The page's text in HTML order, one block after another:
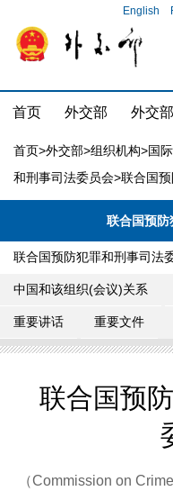
English
首页 外交部 外交
首页>外交部>组织机构>国
和刑事司法委员会>联合国
联合国预防
联合国预防犯罪和刑事司法
中国和该组织(会议)关系
重要讲话 重要文件
联合国预
（Commission on